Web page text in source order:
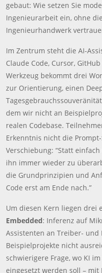
gebaut: Wie setzen Sie
Ingenieurarbeit ein, ohne
Ingenieurhandwerk
Im Zentrum steht die AI-
Claude Code, Cursor,
Werkzeug bekommt drei
zur Orientierung, einen
dem wir nicht an
realen Codebase.
Erkenntnis nicht die
Verschiebung: “Statt
ihn immer wieder zu
die Grundprinzipien und
Code erst am Ende nach.”
Um diesen Kern liegen drei
Embedded: Inferenz auf
Assistenten an Treiber- und
Beispielprojekte nicht
schwierigere Frage, wo KI
eingesetzt werden soll –